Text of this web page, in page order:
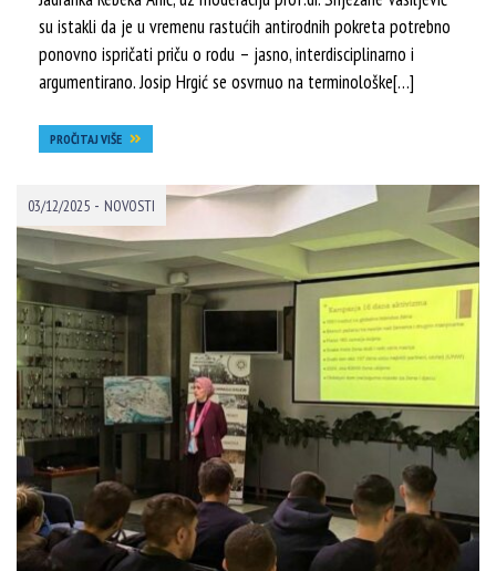
su istakli da je u vremenu rastućih antirodnih pokreta potrebno
ponovno ispričati priču o rodu – jasno, interdisciplinarno i
argumentirano. Josip Hrgić se osvrnuo na terminološke[…]
PROČITAJ VIŠE
03/12/2025 - NOVOSTI